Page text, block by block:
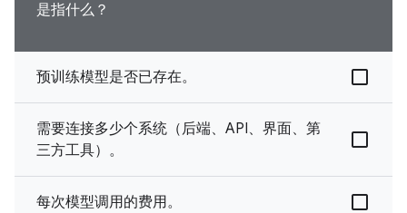
是指什么？
预训练模型是否已存在。
需要连接多少个系统（后端、API、界面、第
三方工具）。
每次模型调用的费用。